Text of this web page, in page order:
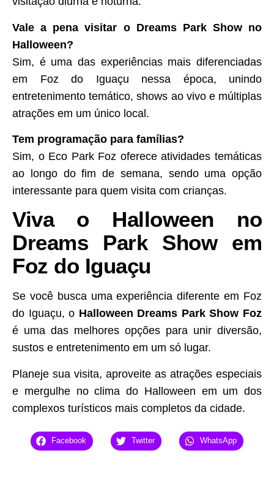
Vale a pena visitar o Dreams Park Show no
Halloween?
Sim, é uma das experiências mais diferenciadas
em Foz do Iguaçu nessa época, unindo
entretenimento temático, shows ao vivo e múltiplas
atrações em um único local.
Tem programação para famílias?
Sim, o Eco Park Foz oferece atividades temáticas
ao longo do fim de semana, sendo uma opção
interessante para quem visita com crianças.
Viva o Halloween no
Dreams Park Show em
Foz do Iguaçu
Se você busca uma experiência diferente em Foz
do Iguaçu, o Halloween Dreams Park Show Foz
é uma das melhores opções para unir diversão,
sustos e entretenimento em um só lugar.
Planeje sua visita, aproveite as atrações especiais
e mergulhe no clima do Halloween em um dos
complexos turísticos mais completos da cidade.
Facebook Twitter WhatsApp